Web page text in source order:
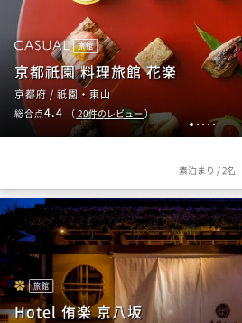
1 2 3 45
旅館
京都祇園 料理旅館 花楽
京都府 / 祇園・東山
総合点4.4 （ 20件のレビュー）
素泊まり /2名
旅館
Hotel 侑楽 京八坂